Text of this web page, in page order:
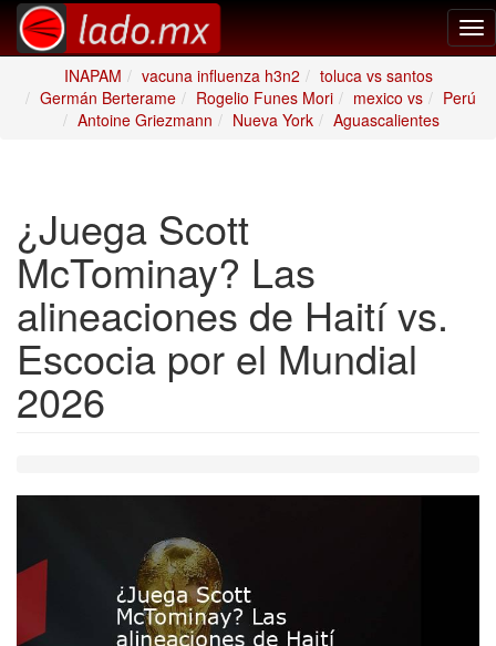
INAPAM
vacuna influenza h3n2
toluca vs santos
Germán Berterame
Rogelio Funes Mori mexico vs
Perú
Antoine Griezmann
Nueva York Aguascalientes
¿Juega Scott
McTominay? Las
alineaciones de Haití vs.
Escocia por el Mundial
2026